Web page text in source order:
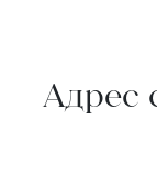
Адрес